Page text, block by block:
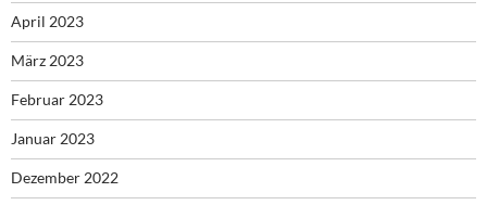
April 2023
März 2023
Februar 2023
Januar 2023
Dezember 2022